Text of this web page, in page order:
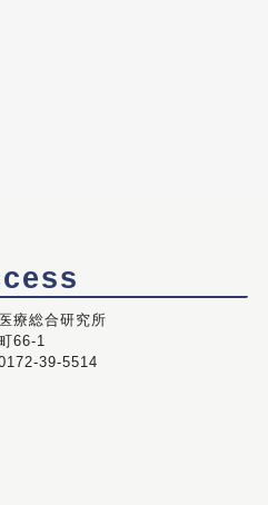
療総合研究所
66-1
39-5514